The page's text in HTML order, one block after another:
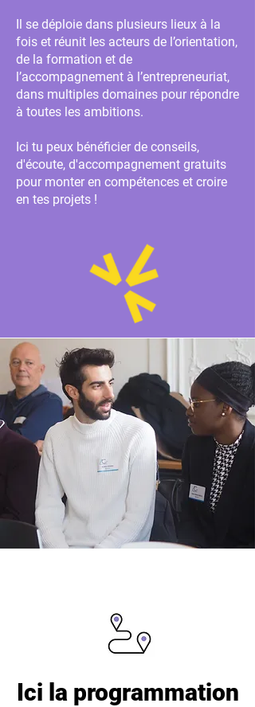
Il se déploie dans plusieurs lieux à la
fois et réunit les acteurs de l’orientation,
de la formation et de
l’accompagnement à l’entrepreneuriat,
dans multiples domaines pour répondre
à toutes les ambitions.
Ici tu peux bénéficier de conseils,
d'écoute, d'accompagnement gratuits
pour monter en compétences et croire
en tes projets !
Ici la programmation